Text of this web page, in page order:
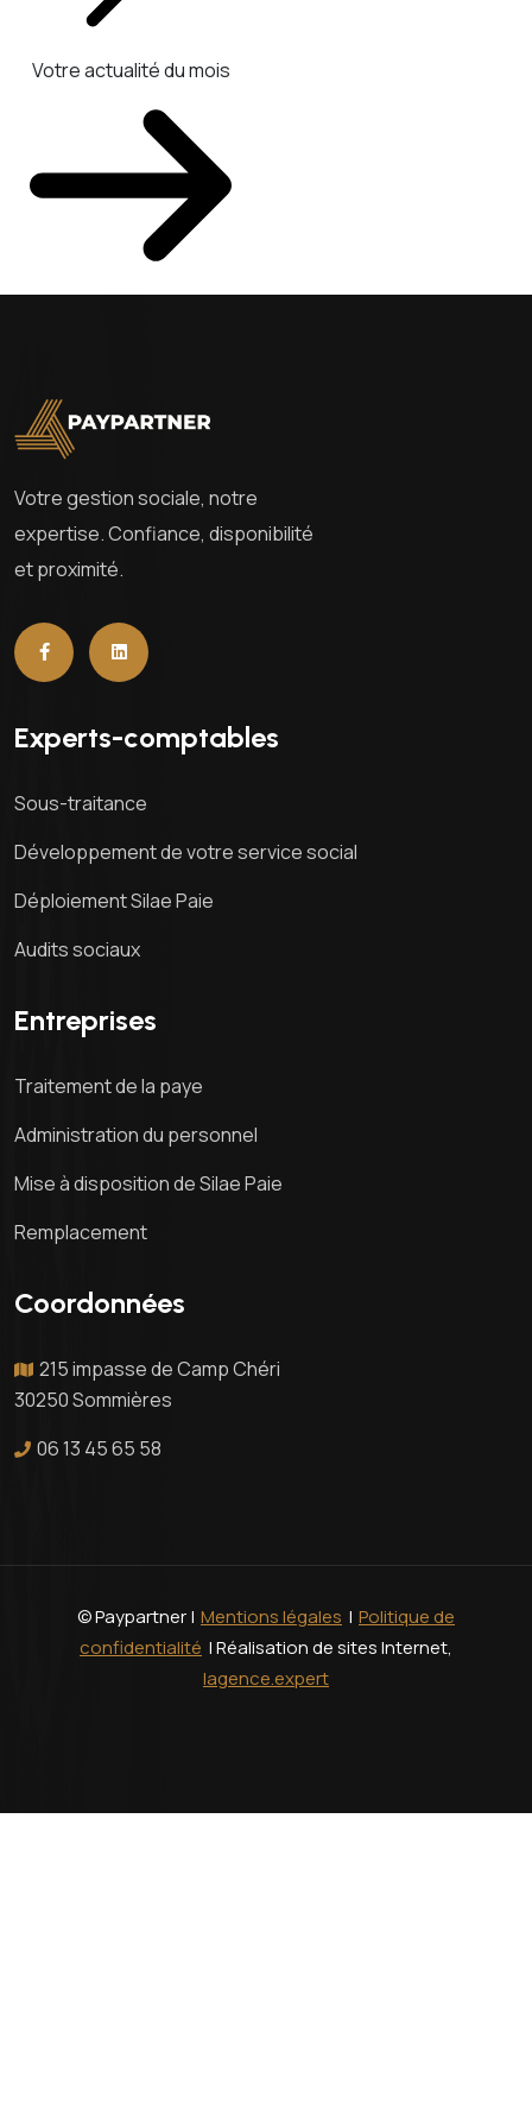
Votre actualité du mois
Votre gestion sociale, notre
expertise. Confiance, disponibilité
et proximité.
Experts-comptables
Sous-traitance
Développement de votre service social
Déploiement Silae Paie
Audits sociaux
Entreprises
Traitement de la paye
Administration du personnel
Mise à disposition de Silae Paie
Remplacement
Coordonnées
215 impasse de Camp Chéri
30250 Sommières
06 13 45 65 58
© Paypartner | Mentions légales | Politique de
confidentialité | Réalisation de sites Internet,
lagence.expert